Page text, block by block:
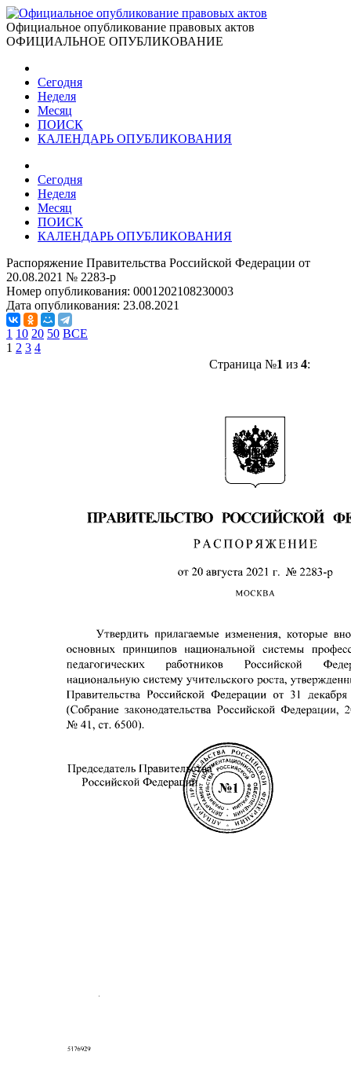
Официальное опубликование правовых актов
ОФИЦИАЛЬНОЕ ОПУБЛИКОВАНИЕ
Сегодня
Неделя
Месяц
ПОИСК
КАЛЕНДАРЬ ОПУБЛИКОВАНИЯ
Сегодня
Неделя
Месяц
ПОИСК
КАЛЕНДАРЬ ОПУБЛИКОВАНИЯ
Распоряжение Правительства Российской Федерации от
20.08.2021 № 2283-р
Номер опубликования: 0001202108230003
Дата опубликования: 23.08.2021
1 10 20 50 ВСЕ
1 2 3 4
Страница №1 из 4: